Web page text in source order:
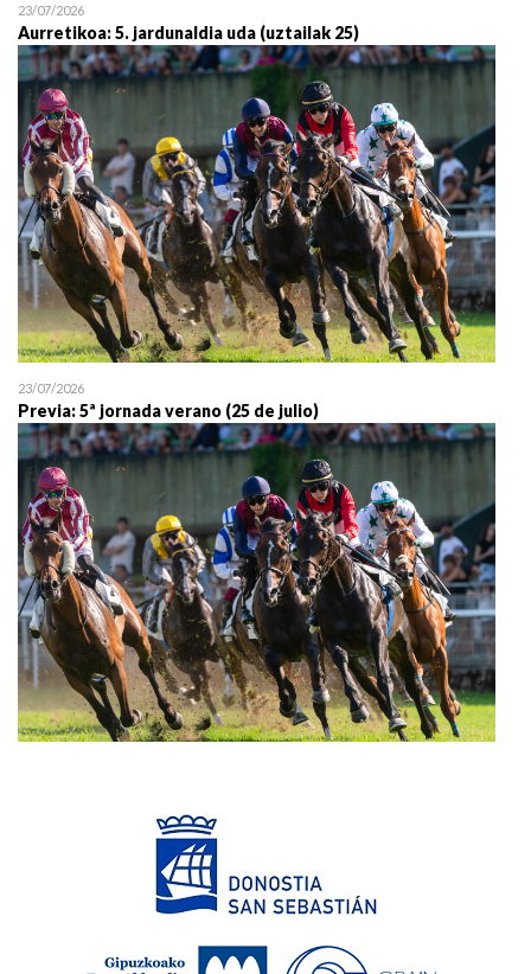
23/07/2026
Aurretikoa: 5. jardunaldia uda (uztailak 25)
23/07/2026
Previa: 5ª jornada verano (25 de julio)